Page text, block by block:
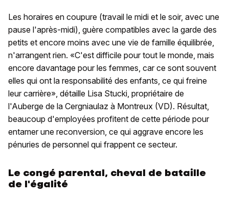
Les horaires en coupure (travail le midi et le soir, avec une
pause l'après-midi), guère compatibles avec la garde des
petits et encore moins avec une vie de famille équilibrée,
n'arrangent rien. «C'est difficile pour tout le monde, mais
encore davantage pour les femmes, car ce sont souvent
elles qui ont la responsabilité des enfants, ce qui freine
leur carrière», détaille Lisa Stucki, propriétaire de
l'Auberge de la Cergniaulaz à Montreux (VD). Résultat,
beaucoup d'employées profitent de cette période pour
entamer une reconversion, ce qui aggrave encore les
pénuries de personnel qui frappent ce secteur.
Le congé parental, cheval de bataille
de l'égalité